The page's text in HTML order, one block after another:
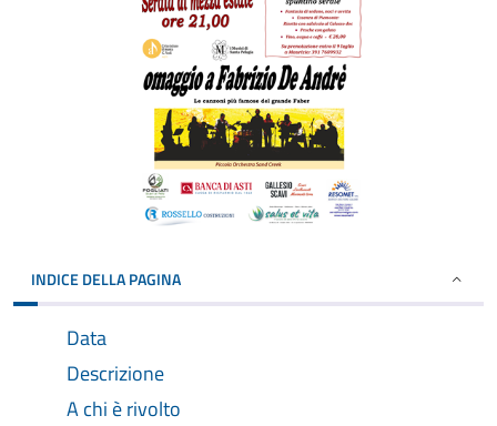
INDICE DELLA PAGINA
Data
Descrizione
A chi è rivolto